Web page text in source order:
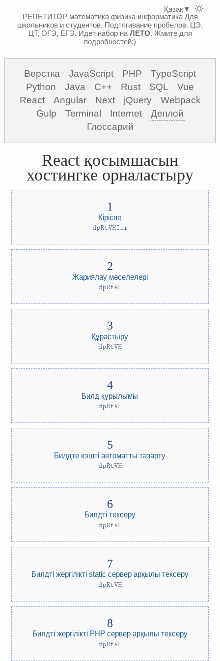
РЕПЕТИТОР математика физика информатикаДля
школьников и студентов. Подтягивание пробелов. ЦЭ,
ЦТ, ОГЭ, ЕГЭ. Идет набор на ЛЕТО. Жмите для
подробностей:)
Верстка JavaScript PHP
TypeScript
Python
Java C++ Rust SQL
Vue
React
Angular Next jQuery
Webpack
Gulp
Terminal Internet
Деплой
Глоссарий
React қосымшасын
хостингке орналастыру
Кіріспе
dpRtVHInr
Жариялау мәселелері
dpRtVH
Құрастыру
dpRtVH
Билд құрылымы
dpRtVH
Билдте кэшті автоматты тазарту
dpRtVH
Билдті тексеру
dpRtVH
Билдті жергілікті static сервер арқылы тексеру
dpRtVH
Билдті жергілікті PHP сервер арқылы тексеру
dpRtVH
Қазақ▼